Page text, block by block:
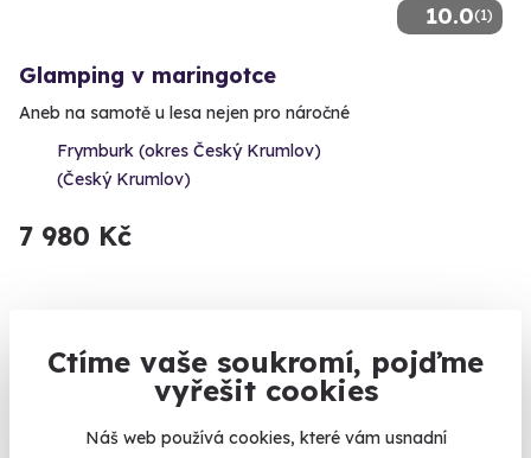
Ctíme vaše soukromí, pojďme
vyřešit cookies
Náš web používá cookies, které vám usnadní
10.0(1)
Glamping v maringotce
Aneb na samotě u lesa nejen pro náročné
Frymburk (okres Český Krumlov)
(Český Krumlov)
7 980 Kč